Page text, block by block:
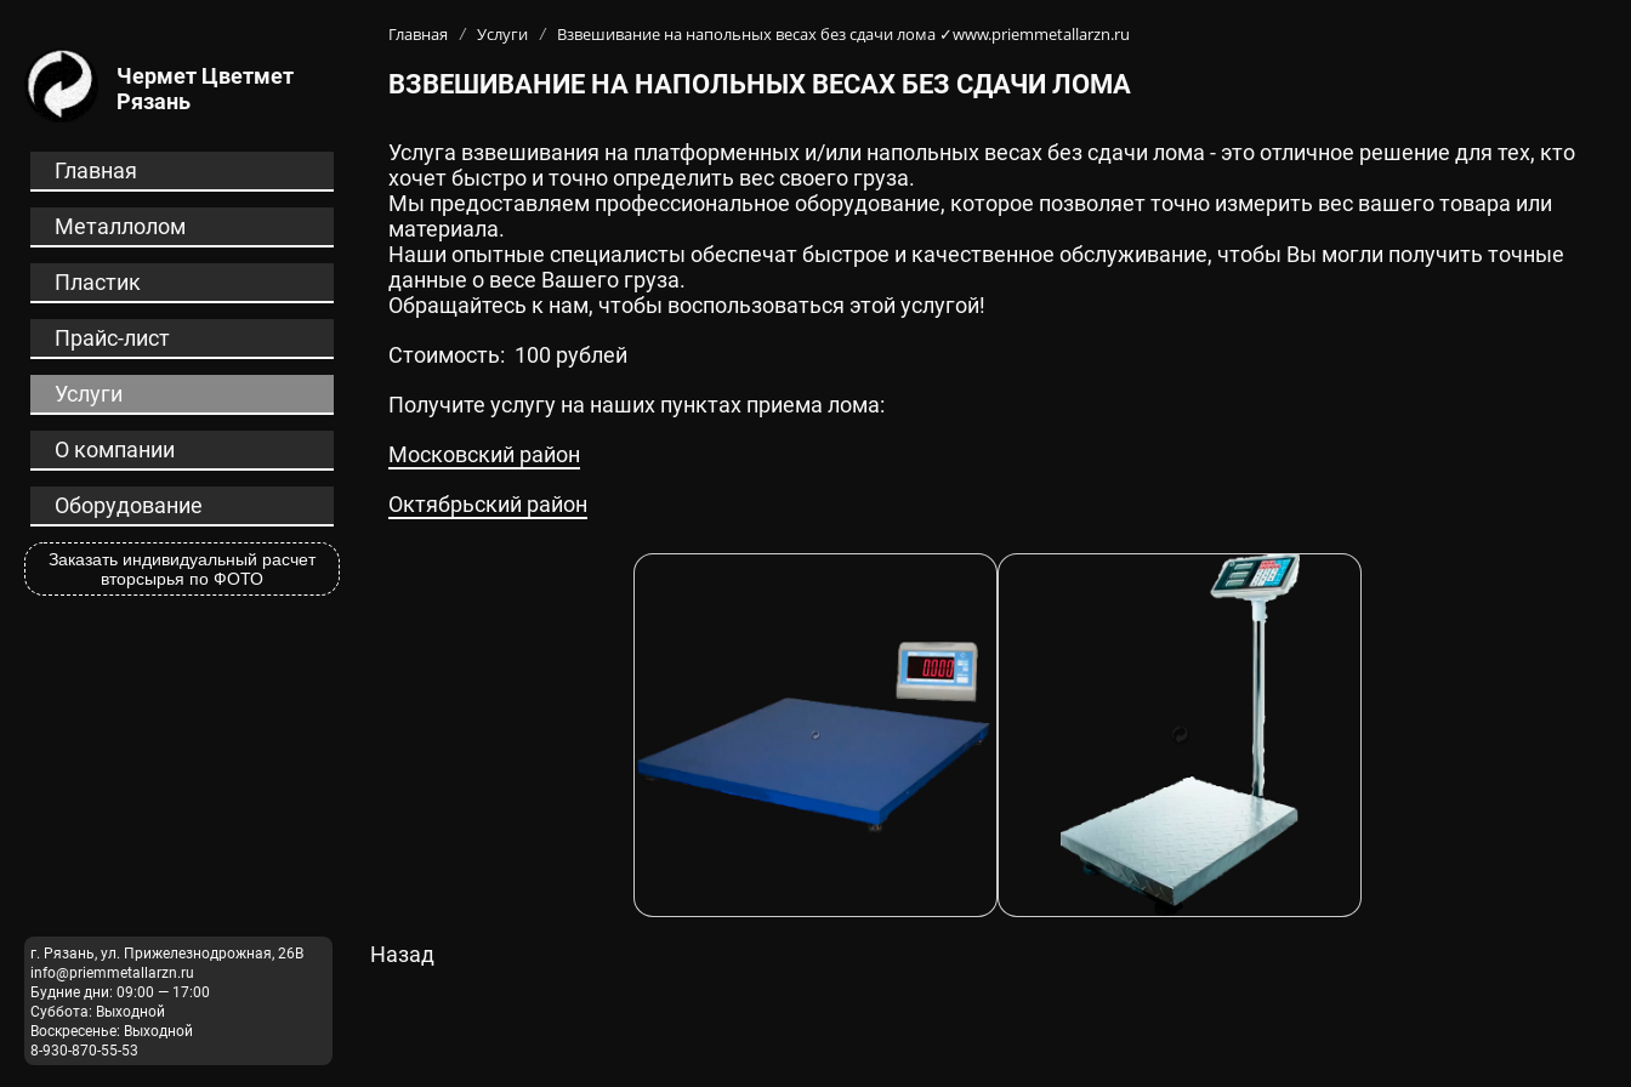
Чермет Цветмет
РязаньКонтакты:
Телефон:+7-915-592-23-53, Электронная почта: info@priemmetallarzn.ru
ОСНОВНОЕ МЕНЮ
Главная
Металлолом
Пластик
Прайс-лист
Услуги
О компании
Оборудование
Заказать индивидуальный расчет
вторсырья по ФОТО
г. Рязань, ул. Прижелезнодрожная, 26В
info@priemmetallarzn.ru
Будние дни: 09:00 — 17:00
Суббота: Выходной
Воскресенье: Выходной
8-930-870-55-53
ОСНОВНОЙ КОНТЕНТ НА САЙТЕ
Главная / Услуги / Взвешивание на напольных весах без сдачи лома ✓www.priemmetallarzn.ru
ВЗВЕШИВАНИЕ НА НАПОЛЬНЫХ ВЕСАХ БЕЗ СДАЧИ ЛОМА
Услуга взвешивания на платформенных и/или напольных весах без сдачи лома - это отличное решение для тех, кто
хочет быстро и точно определить вес своего груза.
Мы предоставляем профессиональное оборудование, которое позволяет точно измерить вес вашего товара или
материала.
Наши опытные специалисты обеспечат быстрое и качественное обслуживание, чтобы Вы могли получить точные
данные о весе Вашего груза.
Обращайтесь к нам, чтобы воспользоваться этой услугой!
Стоимость: 100 рублей
Получите услугу на наших пунктах приема лома:
Московский район
Октябрьский район
Назад